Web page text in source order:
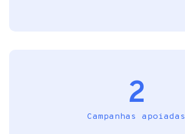
2
Campanhas apoiadas